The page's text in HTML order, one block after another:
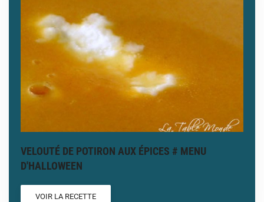
VELOUTÉ DE POTIRON AUX ÉPICES # MENU
D'HALLOWEEN
VOIR LA RECETTE